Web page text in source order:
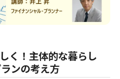
く！主体的な暮らし
ンの考え方